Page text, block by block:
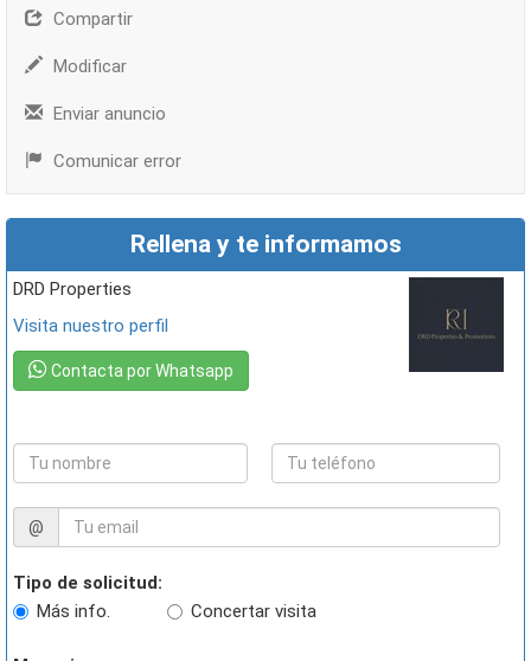
Compartir
Modificar
Enviar anuncio
Comunicar error
Rellena y te informamos
DRD Properties
Visita nuestro perfil
Contacta por Whatsapp
@
Tipo de solicitud:
Más info.
Concertar visita